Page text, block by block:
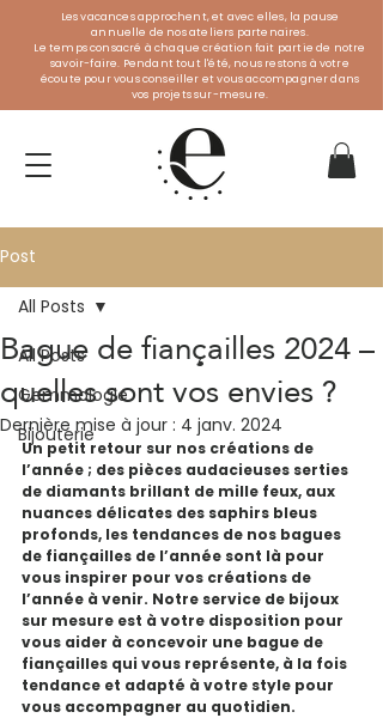
Les vacances approchent, et avec elles, la pause
annuelle de nos ateliers partenaires.
Le temps consacré à chaque création fait partie de notre
savoir-faire. Pendant tout l'été, nous restons à votre
écoute pour vous conseiller et vous accompagner dans
vos projets sur-mesure.
Post
All Posts
Gemmologie
Bijouterie
All Posts
Bague de fiançailles 2024 –
quelles sont vos envies ?
Dernière mise à jour : 4 janv. 2024
Un petit retour sur nos créations de
l’année ; des pièces audacieuses serties
de diamants brillant de mille feux, aux
nuances délicates des saphirs bleus
profonds, les tendances de nos bagues
de fiançailles de l’année sont là pour
vous inspirer pour vos créations de
l’année à venir. Notre service de bijoux
sur mesure est à votre disposition pour
vous aider à concevoir une bague de
fiançailles qui vous représente, à la fois
tendance et adapté à votre style pour
vous accompagner au quotidien.